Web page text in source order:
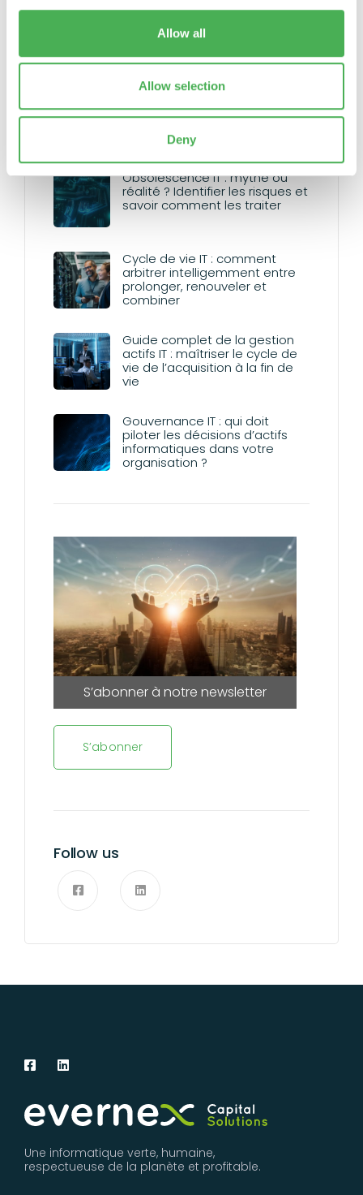
our social media, advertising and analytics partners who
may combine it with other information that you’ve
provided to them or that they’ve collected from your use
Allow all
Allow selection
Deny
Green IT
Obsolescence IT : mythe ou
réalité ? Identifier les risques et
savoir comment les traiter
Cycle de vie IT : comment
arbitrer intelligemment entre
prolonger, renouveler et
combiner
Guide complet de la gestion
actifs IT : maîtriser le cycle de
vie de l’acquisition à la fin de
vie
Gouvernance IT : qui doit
piloter les décisions d’actifs
informatiques dans votre
organisation ?
S’abonner à notre newsletter
S’abonner
Follow us
Une informatique verte, humaine,
respectueuse de la planète et profitable.